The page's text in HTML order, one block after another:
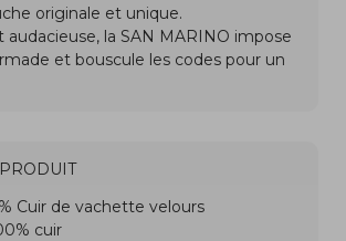
Cuir de vachette velours
cuir